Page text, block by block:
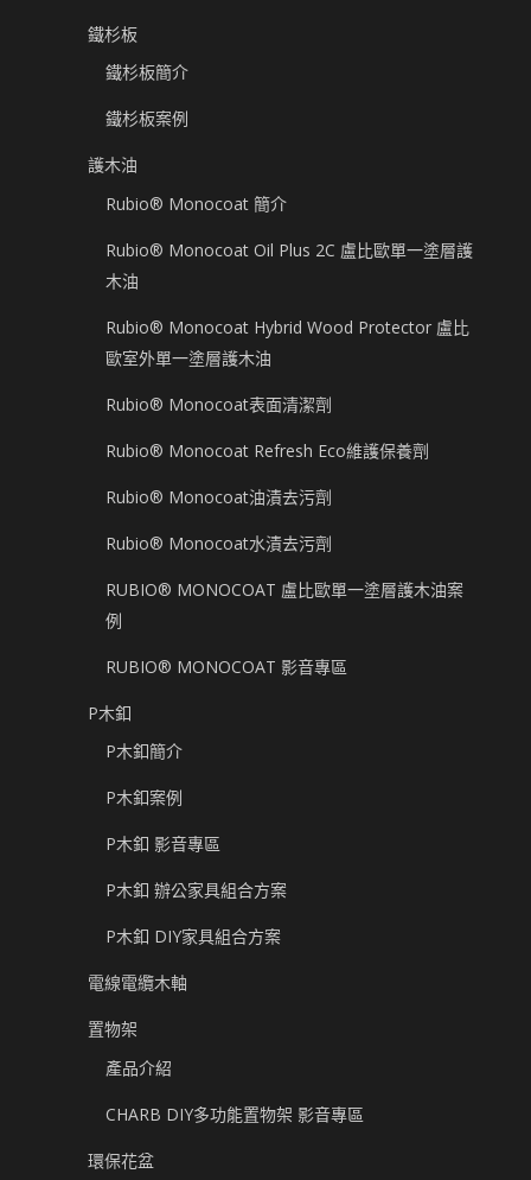
鐵杉板
鐵杉板簡介
鐵杉板案例
護木油
Rubio® Monocoat 簡介
Rubio® Monocoat Oil Plus 2C 盧比歐單一塗層護
木油
Rubio® Monocoat Hybrid Wood Protector 盧比
歐室外單一塗層護木油
Rubio® Monocoat表面清潔劑
Rubio® Monocoat Refresh Eco維護保養劑
Rubio® Monocoat油漬去污劑
Rubio® Monocoat水漬去污劑
RUBIO® MONOCOAT 盧比歐單一塗層護木油案
例
RUBIO® MONOCOAT 影音專區
P木釦
P木釦簡介
P木釦案例
P木釦 影音專區
P木釦 辦公家具組合方案
P木釦 DIY家具組合方案
電線電纜木軸
置物架
產品介紹
CHARB DIY多功能置物架 影音專區
環保花盆